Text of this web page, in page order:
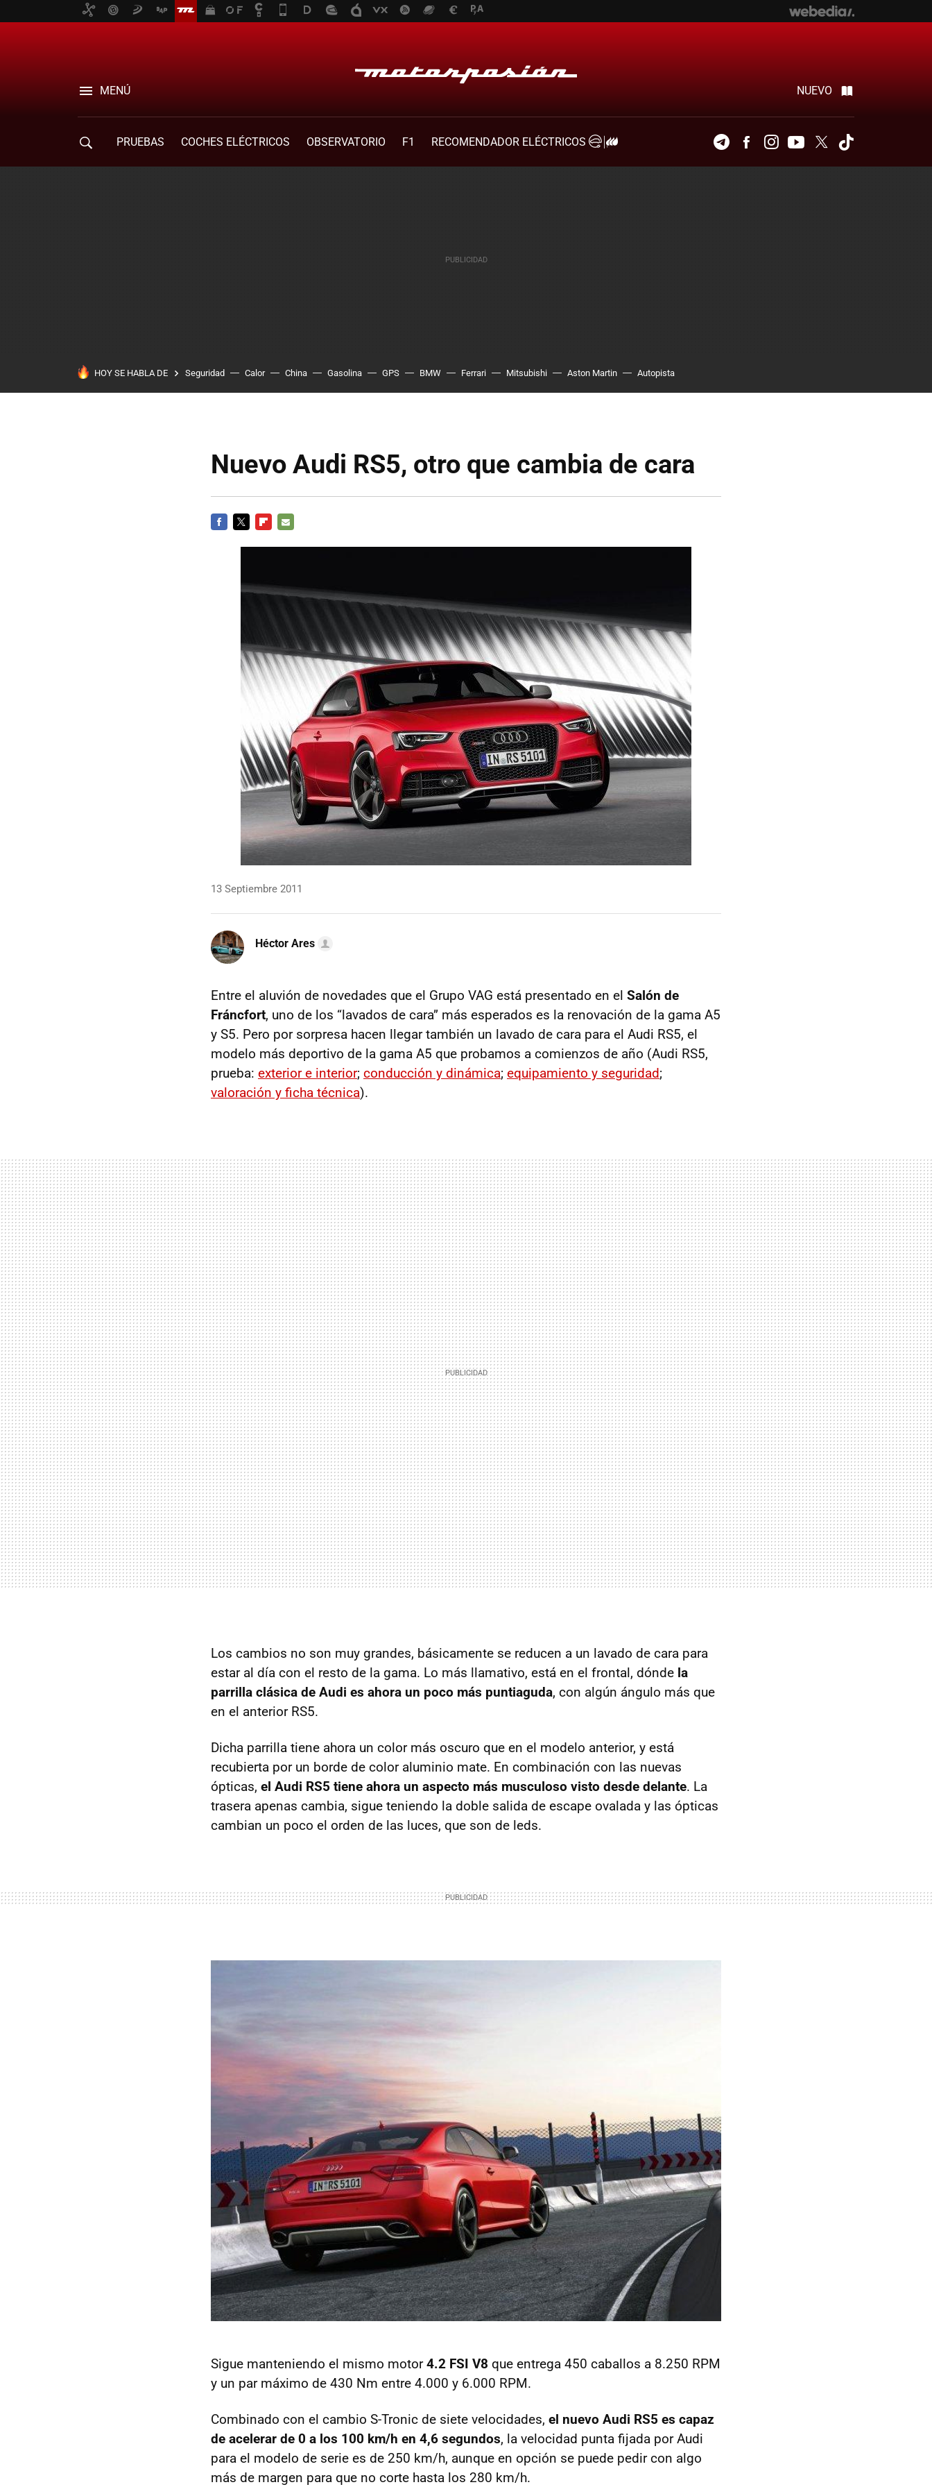
MENÚ NUEVO
PRUEBAS COCHES ELÉCTRICOS OBSERVATORIO F1
RECOMENDADOR ELÉCTRICOS
TelegramFacebookInstagramYoutubeTwitter
HOY SE HABLA DE Seguridad Calor China Gasolina GPS BMW Ferrari Mitsubishi Aston Martin Autopista
Nuevo Audi RS5, otro que cambia de cara
13 Septiembre 2011
Héctor Ares
Entre el aluvión de novedades que el Grupo VAG está presentado en el Salón de
Fráncfort, uno de los “lavados de cara” más esperados es la renovación de la gama A5
y S5. Pero por sorpresa hacen llegar también un lavado de cara para el Audi RS5, el
modelo más deportivo de la gama A5 que probamos a comienzos de año (Audi RS5,
prueba: exterior e interior; conducción y dinámica; equipamiento y seguridad;
valoración y ficha técnica).
Los cambios no son muy grandes, básicamente se reducen a un lavado de cara para
estar al día con el resto de la gama. Lo más llamativo, está en el frontal, dónde la
parrilla clásica de Audi es ahora un poco más puntiaguda, con algún ángulo más que
en el anterior RS5.
Dicha parrilla tiene ahora un color más oscuro que en el modelo anterior, y está
recubierta por un borde de color aluminio mate. En combinación con las nuevas
ópticas, el Audi RS5 tiene ahora un aspecto más musculoso visto desde delante. La
trasera apenas cambia, sigue teniendo la doble salida de escape ovalada y las ópticas
cambian un poco el orden de las luces, que son de leds.
Sigue manteniendo el mismo motor4.2 FSI V8 que entrega 450 caballos a 8.250 RPM
y un par máximo de 430 Nm entre 4.000 y 6.000 RPM.
Combinado con el cambio S-Tronic de siete velocidades, el nuevo Audi RS5 es capaz
de acelerar de 0 a los 100 km/h en 4,6 segundos, la velocidad punta fijada por Audi
para el modelo de serie es de 250 km/h, aunque en opción se puede pedir con algo
más de margen para que no corte hasta los 280 km/h.